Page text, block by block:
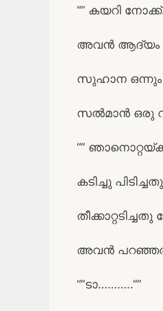
“” കയറി
അവൻ ആദ്യം
സുഹാന ഒന്നും
സൽമാൻ ഒരു
“”
കടിച്ചു
അവൻ
“”ടാ………..””